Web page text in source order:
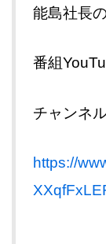
能島社長
番組
チャンネ
https://